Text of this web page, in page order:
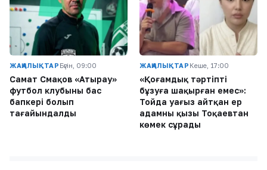
ЖАҢАЛЫҚТАР Бүгін, 09:00
Самат Смақов «Атырау»
футбол клубының бас
бапкері болып
тағайындалды
ЖАҢАЛЫҚТАР Кеше, 17:00
«Қоғамдық тәртіпті
бұзуға шақырған емес»:
Тойда уағыз айтқан ер
адамның қызы Тоқаевтан
көмек сұрады